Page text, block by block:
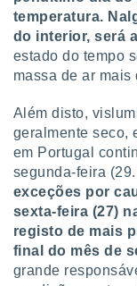
da
dos
os
de
ou
de dados
fontes,
e melhorar
dados
temperatura.
do interior, será
estado do tempo
massa de ar mais
Além disto,
geralmente seco,
em Portugal
segunda-feira (29.
exceções por
sexta-feira (27)
registo de mais
final do mês de
grande